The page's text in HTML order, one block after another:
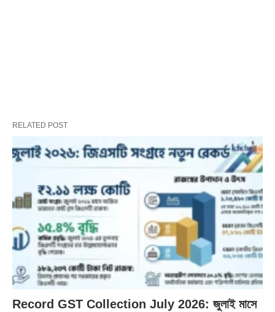
RELATED POST
Record GST Collection July 2026: জুলাই মাসে